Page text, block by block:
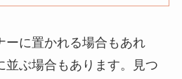
ファンカバーは買え
る？おすすめ素材＆
ーに置かれる場合もあれ
並ぶ場合もあります。見つ